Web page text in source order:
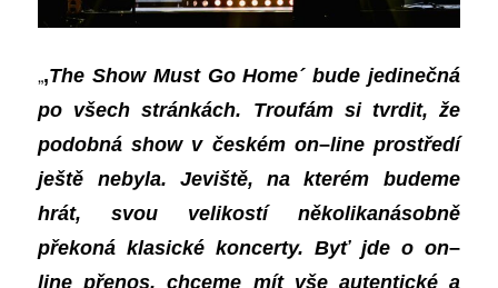
„,The Show Must Go Home´ bude jedinečná
po všech stránkách. Troufám si tvrdit, že
podobná show v českém on–line prostředí
ještě nebyla. Jeviště, na kterém budeme
hrát, svou velikostí několikanásobně
překoná klasické koncerty. Byť jde o on–
line přenos, chceme mít vše autentické a